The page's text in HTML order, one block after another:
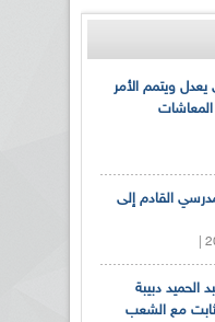
ويتمم الأمر
القادم إلى
الحميد دبيبة
مع الشعب